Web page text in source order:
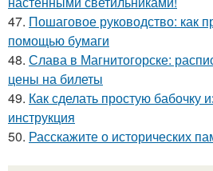
47. Пошаговое руководство: как
помощью бумаги
48. Слава в Магнитогорске:
цены на билеты
49. Как сделать простую бабочку
инструкция
50. Расскажите о исторических